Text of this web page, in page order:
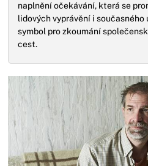
naplnění očekávání, která se
lidových vyprávění i
symbol pro zkoumání
cest.